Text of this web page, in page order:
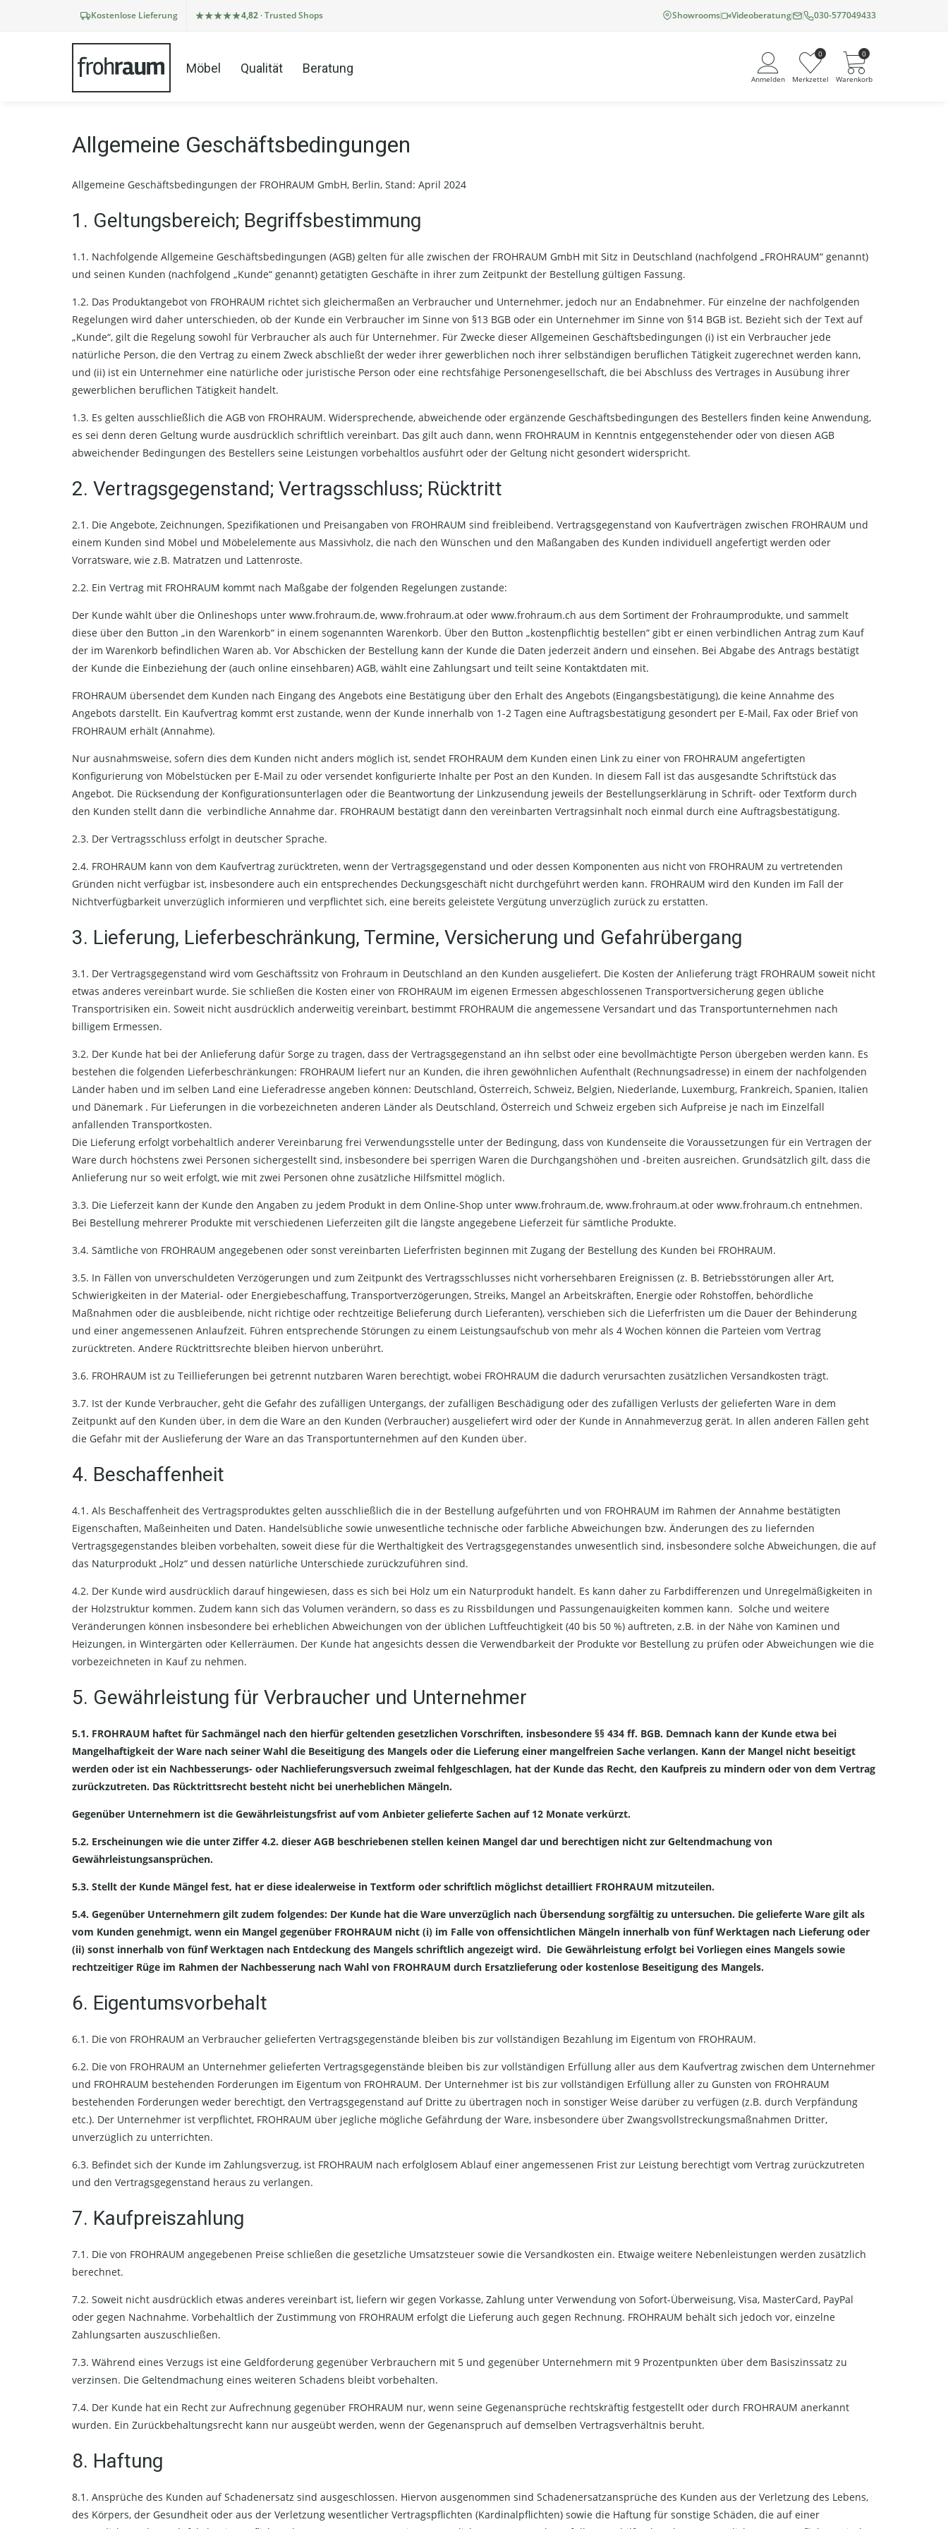
Kostenlose Lieferung 4,82 · Trusted Shops Showrooms Videoberatung 030-577049433
Möbel Qualität Beratung
Anmelden
0
Merkzettel
0
Warenkorb
Allgemeine Geschäftsbedingungen
Allgemeine Geschäftsbedingungen der FROHRAUM GmbH, Berlin, Stand: April 2024
1. Geltungsbereich; Begriffsbestimmung
1.1. Nachfolgende Allgemeine Geschäftsbedingungen (AGB) gelten für alle zwischen der FROHRAUM GmbH mit Sitz in Deutschland (nachfolgend „FROHRAUM“ genannt)
und seinen Kunden (nachfolgend „Kunde“ genannt) getätigten Geschäfte in ihrer zum Zeitpunkt der Bestellung gültigen Fassung.
1.2. Das Produktangebot von FROHRAUM richtet sich gleichermaßen an Verbraucher und Unternehmer, jedoch nur an Endabnehmer. Für einzelne der nachfolgenden
Regelungen wird daher unterschieden, ob der Kunde ein Verbraucher im Sinne von §13 BGB oder ein Unternehmer im Sinne von §14 BGB ist. Bezieht sich der Text auf
„Kunde“, gilt die Regelung sowohl für Verbraucher als auch für Unternehmer. Für Zwecke dieser Allgemeinen Geschäftsbedingungen (i) ist ein Verbraucher jede
natürliche Person, die den Vertrag zu einem Zweck abschließt der weder ihrer gewerblichen noch ihrer selbständigen beruflichen Tätigkeit zugerechnet werden kann,
und (ii) ist ein Unternehmer eine natürliche oder juristische Person oder eine rechtsfähige Personengesellschaft, die bei Abschluss des Vertrages in Ausübung ihrer
gewerblichen beruflichen Tätigkeit handelt.
1.3. Es gelten ausschließlich die AGB von FROHRAUM. Widersprechende, abweichende oder ergänzende Geschäftsbedingungen des Bestellers finden keine Anwendung,
es sei denn deren Geltung wurde ausdrücklich schriftlich vereinbart. Das gilt auch dann, wenn FROHRAUM in Kenntnis entgegenstehender oder von diesen AGB
abweichender Bedingungen des Bestellers seine Leistungen vorbehaltlos ausführt oder der Geltung nicht gesondert widerspricht.
2. Vertragsgegenstand; Vertragsschluss; Rücktritt
2.1. Die Angebote, Zeichnungen, Spezifikationen und Preisangaben von FROHRAUM sind freibleibend. Vertragsgegenstand von Kaufverträgen zwischen FROHRAUM und
einem Kunden sind Möbel und Möbelelemente aus Massivholz, die nach den Wünschen und den Maßangaben des Kunden individuell angefertigt werden oder
Vorratsware, wie z.B. Matratzen und Lattenroste.
2.2. Ein Vertrag mit FROHRAUM kommt nach Maßgabe der folgenden Regelungen zustande:
Der Kunde wählt über die Onlineshops unter www.frohraum.de, www.frohraum.at oder www.frohraum.ch aus dem Sortiment der Frohraumprodukte, und sammelt
diese über den Button „in den Warenkorb“ in einem sogenannten Warenkorb. Über den Button „kostenpflichtig bestellen“ gibt er einen verbindlichen Antrag zum Kauf
der im Warenkorb befindlichen Waren ab. Vor Abschicken der Bestellung kann der Kunde die Daten jederzeit ändern und einsehen. Bei Abgabe des Antrags bestätigt
der Kunde die Einbeziehung der (auch online einsehbaren) AGB, wählt eine Zahlungsart und teilt seine Kontaktdaten mit.
FROHRAUM übersendet dem Kunden nach Eingang des Angebots eine Bestätigung über den Erhalt des Angebots (Eingangsbestätigung), die keine Annahme des
Angebots darstellt. Ein Kaufvertrag kommt erst zustande, wenn der Kunde innerhalb von 1-2 Tagen eine Auftragsbestätigung gesondert per E-Mail, Fax oder Brief von
FROHRAUM erhält (Annahme).
Nur ausnahmsweise, sofern dies dem Kunden nicht anders möglich ist, sendet FROHRAUM dem Kunden einen Link zu einer von FROHRAUM angefertigten
Konfigurierung von Möbelstücken per E-Mail zu oder versendet konfigurierte Inhalte per Post an den Kunden. In diesem Fall ist das ausgesandte Schriftstück das
Angebot. Die Rücksendung der Konfigurationsunterlagen oder die Beantwortung der Linkzusendung jeweils der Bestellungserklärung in Schrift- oder Textform durch
den Kunden stellt dann die verbindliche Annahme dar. FROHRAUM bestätigt dann den vereinbarten Vertragsinhalt noch einmal durch eine Auftragsbestätigung.
2.3. Der Vertragsschluss erfolgt in deutscher Sprache.
2.4. FROHRAUM kann von dem Kaufvertrag zurücktreten, wenn der Vertragsgegenstand und oder dessen Komponenten aus nicht von FROHRAUM zu vertretenden
Gründen nicht verfügbar ist, insbesondere auch ein entsprechendes Deckungsgeschäft nicht durchgeführt werden kann. FROHRAUM wird den Kunden im Fall der
Nichtverfügbarkeit unverzüglich informieren und verpflichtet sich, eine bereits geleistete Vergütung unverzüglich zurück zu erstatten.
3. Lieferung, Lieferbeschränkung, Termine, Versicherung und Gefahrübergang
3.1. Der Vertragsgegenstand wird vom Geschäftssitz von Frohraum in Deutschland an den Kunden ausgeliefert. Die Kosten der Anlieferung trägt FROHRAUM soweit nicht
etwas anderes vereinbart wurde. Sie schließen die Kosten einer von FROHRAUM im eigenen Ermessen abgeschlossenen Transportversicherung gegen übliche
Transportrisiken ein. Soweit nicht ausdrücklich anderweitig vereinbart, bestimmt FROHRAUM die angemessene Versandart und das Transportunternehmen nach
billigem Ermessen.
3.2. Der Kunde hat bei der Anlieferung dafür Sorge zu tragen, dass der Vertragsgegenstand an ihn selbst oder eine bevollmächtigte Person übergeben werden kann. Es
bestehen die folgenden Lieferbeschränkungen: FROHRAUM liefert nur an Kunden, die ihren gewöhnlichen Aufenthalt (Rechnungsadresse) in einem der nachfolgenden
Länder haben und im selben Land eine Lieferadresse angeben können: Deutschland, Österreich, Schweiz, Belgien, Niederlande, Luxemburg, Frankreich, Spanien, Italien
und Dänemark . Für Lieferungen in die vorbezeichneten anderen Länder als Deutschland, Österreich und Schweiz ergeben sich Aufpreise je nach im Einzelfall
anfallenden Transportkosten.
Die Lieferung erfolgt vorbehaltlich anderer Vereinbarung frei Verwendungsstelle unter der Bedingung, dass von Kundenseite die Voraussetzungen für ein Vertragen der
Ware durch höchstens zwei Personen sichergestellt sind, insbesondere bei sperrigen Waren die Durchgangshöhen und -breiten ausreichen. Grundsätzlich gilt, dass die
Anlieferung nur so weit erfolgt, wie mit zwei Personen ohne zusätzliche Hilfsmittel möglich.
3.3. Die Lieferzeit kann der Kunde den Angaben zu jedem Produkt in dem Online-Shop unter www.frohraum.de, www.frohraum.at oder www.frohraum.ch entnehmen.
Bei Bestellung mehrerer Produkte mit verschiedenen Lieferzeiten gilt die längste angegebene Lieferzeit für sämtliche Produkte.
3.4. Sämtliche von FROHRAUM angegebenen oder sonst vereinbarten Lieferfristen beginnen mit Zugang der Bestellung des Kunden bei FROHRAUM.
3.5. In Fällen von unverschuldeten Verzögerungen und zum Zeitpunkt des Vertragsschlusses nicht vorhersehbaren Ereignissen (z. B. Betriebsstörungen aller Art,
Schwierigkeiten in der Material- oder Energiebeschaffung, Transportverzögerungen, Streiks, Mangel an Arbeitskräften, Energie oder Rohstoffen, behördliche
Maßnahmen oder die ausbleibende, nicht richtige oder rechtzeitige Belieferung durch Lieferanten), verschieben sich die Lieferfristen um die Dauer der Behinderung
und einer angemessenen Anlaufzeit. Führen entsprechende Störungen zu einem Leistungsaufschub von mehr als 4 Wochen können die Parteien vom Vertrag
zurücktreten. Andere Rücktrittsrechte bleiben hiervon unberührt.
3.6. FROHRAUM ist zu Teillieferungen bei getrennt nutzbaren Waren berechtigt, wobei FROHRAUM die dadurch verursachten zusätzlichen Versandkosten trägt.
3.7. Ist der Kunde Verbraucher, geht die Gefahr des zufälligen Untergangs, der zufälligen Beschädigung oder des zufälligen Verlusts der gelieferten Ware in dem
Zeitpunkt auf den Kunden über, in dem die Ware an den Kunden (Verbraucher) ausgeliefert wird oder der Kunde in Annahmeverzug gerät. In allen anderen Fällen geht
die Gefahr mit der Auslieferung der Ware an das Transportunternehmen auf den Kunden über.
4. Beschaffenheit
4.1. Als Beschaffenheit des Vertragsproduktes gelten ausschließlich die in der Bestellung aufgeführten und von FROHRAUM im Rahmen der Annahme bestätigten
Eigenschaften, Maßeinheiten und Daten. Handelsübliche sowie unwesentliche technische oder farbliche Abweichungen bzw. Änderungen des zu liefernden
Vertragsgegenstandes bleiben vorbehalten, soweit diese für die Werthaltigkeit des Vertragsgegenstandes unwesentlich sind, insbesondere solche Abweichungen, die auf
das Naturprodukt „Holz“ und dessen natürliche Unterschiede zurückzuführen sind.
4.2. Der Kunde wird ausdrücklich darauf hingewiesen, dass es sich bei Holz um ein Naturprodukt handelt. Es kann daher zu Farbdifferenzen und Unregelmäßigkeiten in
der Holzstruktur kommen. Zudem kann sich das Volumen verändern, so dass es zu Rissbildungen und Passungenauigkeiten kommen kann. Solche und weitere
Veränderungen können insbesondere bei erheblichen Abweichungen von der üblichen Luftfeuchtigkeit (40 bis 50 %) auftreten, z.B. in der Nähe von Kaminen und
Heizungen, in Wintergärten oder Kellerräumen. Der Kunde hat angesichts dessen die Verwendbarkeit der Produkte vor Bestellung zu prüfen oder Abweichungen wie die
vorbezeichneten in Kauf zu nehmen.
5. Gewährleistung für Verbraucher und Unternehmer
5.1. FROHRAUM haftet für Sachmängel nach den hierfür geltenden gesetzlichen Vorschriften, insbesondere §§ 434 ff. BGB. Demnach kann der Kunde etwa bei
Mangelhaftigkeit der Ware nach seiner Wahl die Beseitigung des Mangels oder die Lieferung einer mangelfreien Sache verlangen. Kann der Mangel nicht beseitigt
werden oder ist ein Nachbesserungs- oder Nachlieferungsversuch zweimal fehlgeschlagen, hat der Kunde das Recht, den Kaufpreis zu mindern oder von dem Vertrag
zurückzutreten. Das Rücktrittsrecht besteht nicht bei unerheblichen Mängeln.
Gegenüber Unternehmern ist die Gewährleistungsfrist auf vom Anbieter gelieferte Sachen auf 12 Monate verkürzt.
5.2. Erscheinungen wie die unter Ziffer 4.2. dieser AGB beschriebenen stellen keinen Mangel dar und berechtigen nicht zur Geltendmachung von
Gewährleistungsansprüchen.
5.3. Stellt der Kunde Mängel fest, hat er diese idealerweise in Textform oder schriftlich möglichst detailliert FROHRAUM mitzuteilen.
5.4. Gegenüber Unternehmern gilt zudem folgendes: Der Kunde hat die Ware unverzüglich nach Übersendung sorgfältig zu untersuchen. Die gelieferte Ware gilt als
vom Kunden genehmigt, wenn ein Mangel gegenüber FROHRAUM nicht (i) im Falle von offensichtlichen Mängeln innerhalb von fünf Werktagen nach Lieferung oder
(ii) sonst innerhalb von fünf Werktagen nach Entdeckung des Mangels schriftlich angezeigt wird. Die Gewährleistung erfolgt bei Vorliegen eines Mangels sowie
rechtzeitiger Rüge im Rahmen der Nachbesserung nach Wahl von FROHRAUM durch Ersatzlieferung oder kostenlose Beseitigung des Mangels.
6. Eigentumsvorbehalt
6.1. Die von FROHRAUM an Verbraucher gelieferten Vertragsgegenstände bleiben bis zur vollständigen Bezahlung im Eigentum von FROHRAUM.
6.2. Die von FROHRAUM an Unternehmer gelieferten Vertragsgegenstände bleiben bis zur vollständigen Erfüllung aller aus dem Kaufvertrag zwischen dem Unternehmer
und FROHRAUM bestehenden Forderungen im Eigentum von FROHRAUM. Der Unternehmer ist bis zur vollständigen Erfüllung aller zu Gunsten von FROHRAUM
bestehenden Forderungen weder berechtigt, den Vertragsgegenstand auf Dritte zu übertragen noch in sonstiger Weise darüber zu verfügen (z.B. durch Verpfändung
etc.). Der Unternehmer ist verpflichtet, FROHRAUM über jegliche mögliche Gefährdung der Ware, insbesondere über Zwangsvollstreckungsmaßnahmen Dritter,
unverzüglich zu unterrichten.
6.3. Befindet sich der Kunde im Zahlungsverzug, ist FROHRAUM nach erfolglosem Ablauf einer angemessenen Frist zur Leistung berechtigt vom Vertrag zurückzutreten
und den Vertragsgegenstand heraus zu verlangen.
7. Kaufpreiszahlung
7.1. Die von FROHRAUM angegebenen Preise schließen die gesetzliche Umsatzsteuer sowie die Versandkosten ein. Etwaige weitere Nebenleistungen werden zusätzlich
berechnet.
7.2. Soweit nicht ausdrücklich etwas anderes vereinbart ist, liefern wir gegen Vorkasse, Zahlung unter Verwendung von Sofort-Überweisung, Visa, MasterCard, PayPal
oder gegen Nachnahme. Vorbehaltlich der Zustimmung von FROHRAUM erfolgt die Lieferung auch gegen Rechnung. FROHRAUM behält sich jedoch vor, einzelne
Zahlungsarten auszuschließen.
7.3. Während eines Verzugs ist eine Geldforderung gegenüber Verbrauchern mit 5 und gegenüber Unternehmern mit 9 Prozentpunkten über dem Basiszinssatz zu
verzinsen. Die Geltendmachung eines weiteren Schadens bleibt vorbehalten.
7.4. Der Kunde hat ein Recht zur Aufrechnung gegenüber FROHRAUM nur, wenn seine Gegenansprüche rechtskräftig festgestellt oder durch FROHRAUM anerkannt
wurden. Ein Zurückbehaltungsrecht kann nur ausgeübt werden, wenn der Gegenanspruch auf demselben Vertragsverhältnis beruht.
8. Haftung
8.1. Ansprüche des Kunden auf Schadenersatz sind ausgeschlossen. Hiervon ausgenommen sind Schadenersatzansprüche des Kunden aus der Verletzung des Lebens,
des Körpers, der Gesundheit oder aus der Verletzung wesentlicher Vertragspflichten (Kardinalpflichten) sowie die Haftung für sonstige Schäden, die auf einer